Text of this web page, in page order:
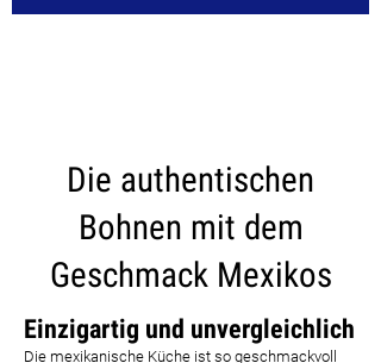
Die authentischen
Bohnen mit dem
Geschmack Mexikos
Einzigartig und unvergleichlich
Die mexikanische Küche ist so geschmackvoll